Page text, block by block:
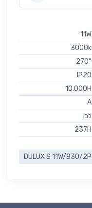
11W
3000k
270°
IP20
10.000H
A
לבן
237H
DULUX S 11W/830/2P